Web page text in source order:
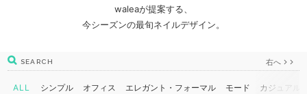
waleaが提案する、
今シーズンの最旬ネイルデザイン。
SEARCH 右へ
ALL シンプル オフィス エレガント・フォーマル モード カジュアル